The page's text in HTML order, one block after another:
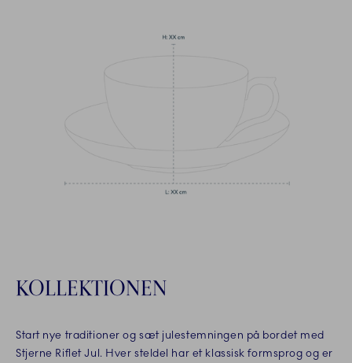
KOLLEKTIONEN
Start nye traditioner og sæt julestemningen på bordet med
Stjerne Riflet Jul. Hver steldel har et klassisk formsprog og er